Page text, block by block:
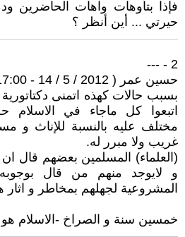
فإذا بتأوهات وآهات الحاضرين
حيرتي ... أين أنظر ؟
2 - ---
حسين عمر ( 2012 / 5 / 14 - 17:00 )
بسبب حالات كهذه اتمنى
اتبعوا كل ماجاء في الاسلام
مختلف عليه بالنسبة للإناث و
غريب ولا مبرر له.
(العلماء) المسلمين بعضهم قال
و لايوجد منهم من قال
المشروعية لجهلهم بمخاطر و اثار
خمسين سنة و الصراخ -الاسلام هو